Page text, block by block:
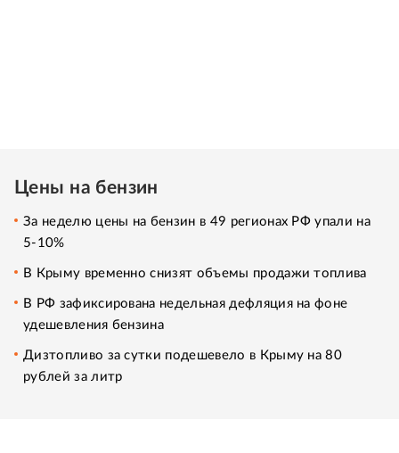
Цены на бензин
За неделю цены на бензин в 49 регионах РФ упали на
5-10%
В Крыму временно снизят объемы продажи топлива
В РФ зафиксирована недельная дефляция на фоне
удешевления бензина
Дизтопливо за сутки подешевело в Крыму на 80
рублей за литр